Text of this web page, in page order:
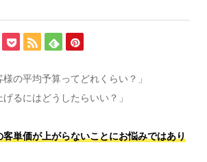
様の平均予算ってどれくらい？」
げるにはどうしたらいい？」
客単価が上がらないことにお悩みではあり